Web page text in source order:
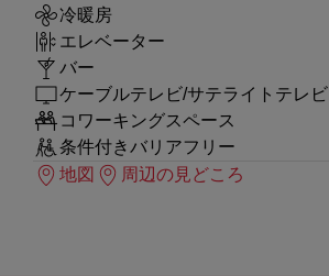
冷暖房
エレベーター
バー
ケーブルテレビ/サテライトテレビ
コワーキングスペース
条件付きバリアフリー
地図
周辺の見どころ